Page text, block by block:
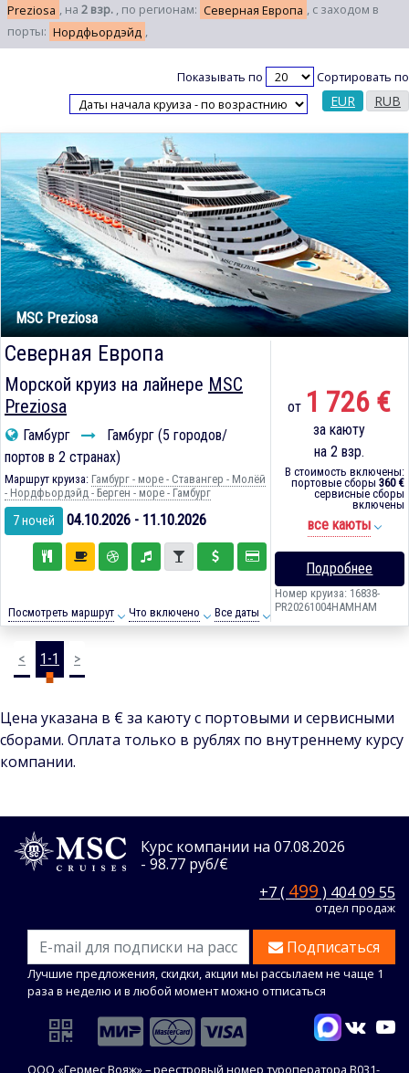
Preziosa , на 2 взр. , по регионам: Северная Европа , с заходом в
порты: Нордфьордэйд ,
Показывать по Сортировать по
EUR RUB
MSC Preziosa
Северная Европа
Морской круиз на лайнере MSC
Preziosa
Гамбург
Гамбург (5 городов/
портов в 2 странах)
Маршрут круиза: Гамбург - море - Ставангер - Молёй
- Нордфьордэйд - Берген - море - Гамбург
7 ночей 04.10.2026 - 11.10.2026
Посмотреть маршрут Что включено Все даты
от 1 726 €
за каюту
на 2 взр.
В стоимость включены:
портовые сборы 360 €
сервисные сборы
включены
все каюты
Подробнее
Номер круиза: 16838-
PR20261004HAMHAM
< 1-1 >
Цена указана в € за каюту с портовыми и сервисными
сборами. Оплата только в рублях по внутреннему курсу
компании.
Курс компании на 07.08.2026
- 98.77 руб/€
+7 ( 499 ) 404 09 55
отдел продаж
Подписаться
Лучшие предложения, скидки, акции мы рассылаем не чаще 1
раза в неделю и в любой момент можно отписаться
ООО «Гермес Вояж» –реестровый номер туроператора В031-